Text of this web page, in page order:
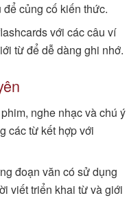
củng cố kiến thức.
với các câu ví
từ để dễ dàng ghi nhớ.
nghe nhạc và chú ý
các từ kết hợp với
đoạn văn có sử dụng
viết triển khai từ và giới